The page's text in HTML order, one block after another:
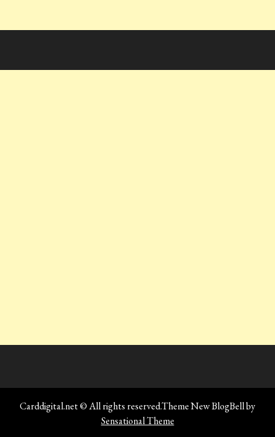
Carddigital.net © All rights reserved.Theme New BlogBell by
Sensational Theme